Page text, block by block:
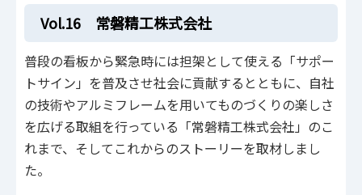
Vol.16 常磐精工株式会社
普段の看板から緊急時には担架として使える「サポー
トサイン」を普及させ社会に貢献するとともに、自社
の技術やアルミフレームを用いてものづくりの楽しさ
を広げる取組を行っている「常磐精工株式会社」のこ
れまで、そしてこれからのストーリーを取材しまし
た。